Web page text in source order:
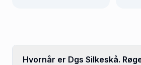
Hvornår er Dgs Silkeskå.